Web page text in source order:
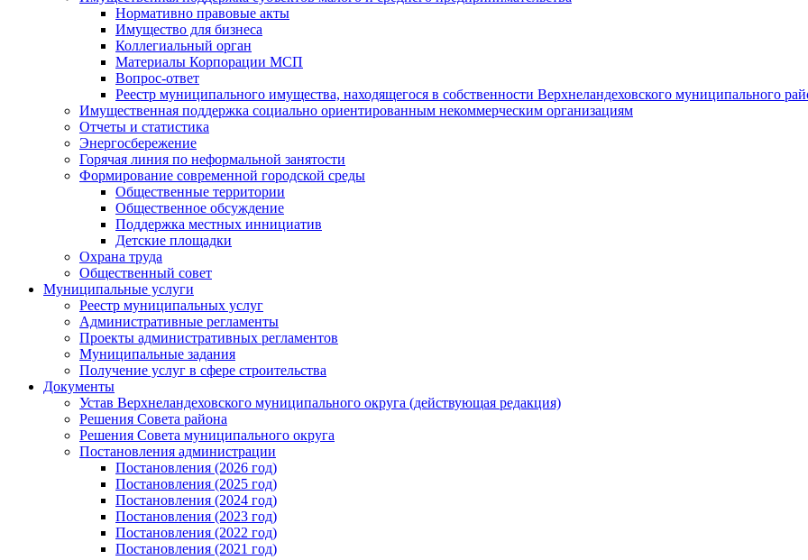
Нормативно правовые акты
Имущество для бизнеса
Коллегиальный орган
Материалы Корпорации МСП
Вопрос-ответ
Реестр муниципального имущества, находящегося в собственности Верхнеландеховского муниципального
Имущественная поддержка социально ориентированным некоммерческим организациям
Отчеты и статистика
Энергосбережение
Горячая линия по неформальной занятости
Формирование современной городской среды
Общественные территории
Общественное обсуждение
Поддержка местных иннициатив
Детские площадки
Охрана труда
Общественный совет
Муниципальные услуги
Реестр муниципальных услуг
Административные регламенты
Проекты административных регламентов
Муниципальные задания
Получение услуг в сфере строительства
Документы
Устав Верхнеландеховского муниципального округа (действующая редакция)
Решения Совета района
Решения Совета муниципального округа
Постановления администрации
Постановления (2026 год)
Постановления (2025 год)
Постановления (2024 год)
Постановления (2023 год)
Постановления (2022 год)
Постановления (2021 год)